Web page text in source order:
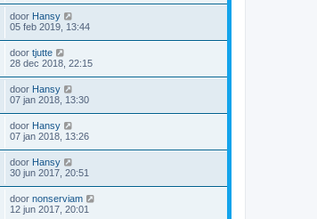
door Hansy
05 feb 2019, 13:44
door tjutte
28 dec 2018, 22:15
door Hansy
07 jan 2018, 13:30
door Hansy
07 jan 2018, 13:26
door Hansy
30 jun 2017, 20:51
door nonserviam
12 jun 2017, 20:01